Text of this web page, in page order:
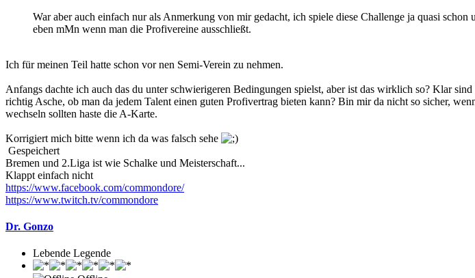
War aber auch einfach nur als Anmerkung von mir gedacht, ich spiele diese Challenge ja quasi
eben mMn wenn man die Profivereine ausschließt.
Ich für meinen Teil hatte schon vor nen Semi-Verein zu nehmen.
Anfangs dachte ich auch das du unter schwierigeren Bedingungen spielst, aber ist das wirklich so? Klar
richtig Asche, ob man da jedem Talent einen guten Profivertrag bieten kann? Bin mir da nicht so sicher,
wechseln sollten haste die A-Karte.
Korrigiert mich bitte wenn ich da was falsch sehe
Gespeichert
Bremen und 2.Liga ist wie Schalke und Meisterschaft...
Klappt einfach nicht
https://www.facebook.com/commondore/
https://www.twitch.tv/commondore
Dr. Gonzo
Lebende Legende